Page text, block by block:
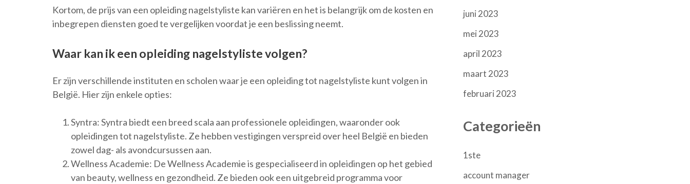
Kortom, de prijs van een opleiding nagelstyliste kan variëren en het is belangrijk om de kosten en
inbegrepen diensten goed te vergelijken voordat je een beslissing neemt.
Waar kan ik een opleiding nagelstyliste volgen?
Er zijn verschillende instituten en scholen waar je een opleiding tot nagelstyliste kunt volgen in
België. Hier zijn enkele opties:
Syntra: Syntra biedt een breed scala aan professionele opleidingen, waaronder ook
opleidingen tot nagelstyliste. Ze hebben vestigingen verspreid over heel België en bieden
zowel dag- als avondcursussen aan.
Wellness Academie: De Wellness Academie is gespecialiseerd in opleidingen op het gebied
van beauty, wellness en gezondheid. Ze bieden ook een uitgebreid programma voor
juni 2023
mei 2023
april 2023
maart 2023
februari 2023
Categorieën
1ste
account manager